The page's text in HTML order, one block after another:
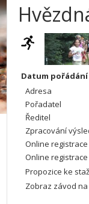
Datum pořádání
Adresa
Pořadatel
Ředitel
Zpracování
Online
Online
Propozice ke
Zobraz závod